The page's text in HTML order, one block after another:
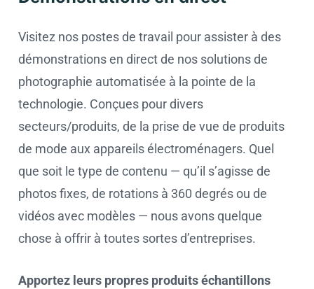
Visitez nos postes de travail pour assister à des
démonstrations en direct de nos solutions de
photographie automatisée à la pointe de la
technologie. Conçues pour divers
secteurs/produits, de la prise de vue de produits
de mode aux appareils électroménagers. Quel
que soit le type de contenu — qu’il s’agisse de
photos fixes, de rotations à 360 degrés ou de
vidéos avec modèles — nous avons quelque
chose à offrir à toutes sortes d’entreprises.
Apportez leurs propres produits échantillons